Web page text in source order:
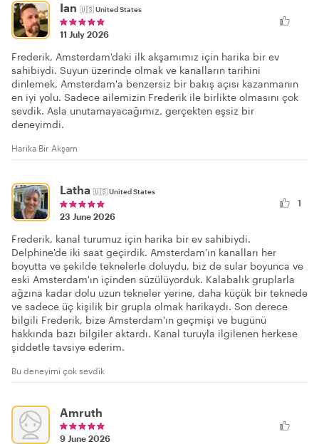
Ian 🇺🇸United States
11 July 2026
Frederik, Amsterdam'daki ilk akşamımız için harika bir ev
sahibiydi. Suyun üzerinde olmak ve kanalların tarihini
dinlemek, Amsterdam'a benzersiz bir bakış açısı kazanmanın
en iyi yolu. Sadece ailemizin Frederik ile birlikte olmasını çok
sevdik. Asla unutamayacağımız, gerçekten eşsiz bir
deneyimdi.
Harika Bir Akşam
Latha 🇺🇸United States
23 June 2026
1
Frederik, kanal turumuz için harika bir ev sahibiydi.
Delphine'de iki saat geçirdik. Amsterdam'ın kanalları her
boyutta ve şekilde teknelerle doluydu, biz de sular boyunca ve
eski Amsterdam'ın içinden süzülüyorduk. Kalabalık gruplarla
ağzına kadar dolu uzun tekneler yerine, daha küçük bir teknede
ve sadece üç kişilik bir grupla olmak harikaydı. Son derece
bilgili Frederik, bize Amsterdam'ın geçmişi ve bugünü
hakkında bazı bilgiler aktardı. Kanal turuyla ilgilenen herkese
şiddetle tavsiye ederim.
Bu deneyimi çok sevdik
Amruth
9 June 2026